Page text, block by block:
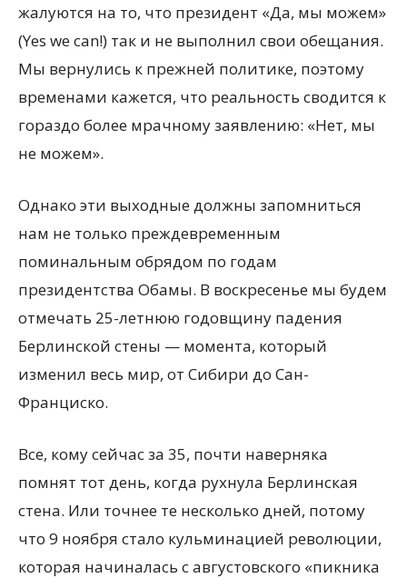
жалуются на то, что президент «Да, мы можем»
(Yes we can!) так и не выполнил свои обещания.
Мы вернулись к прежней политике, поэтому
временами кажется, что реальность сводится к
гораздо более мрачному заявлению: «Нет, мы
не можем».
Однако эти выходные должны запомниться
нам не только преждевременным
поминальным обрядом по годам
президентства Обамы. В воскресенье мы будем
отмечать 25-летнюю годовщину падения
Берлинской стены — момента, который
изменил весь мир, от Сибири до Сан-
Франциско.
Все, кому сейчас за 35, почти наверняка
помнят тот день, когда рухнула Берлинская
стена. Или точнее те несколько дней, потому
что 9 ноября стало кульминацией революции,
которая начиналась с августовского «пикника